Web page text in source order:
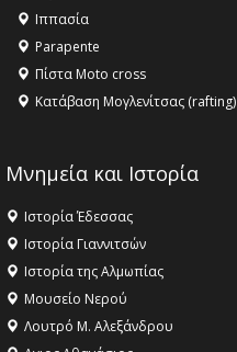
16:18 -
ΣΤΗΝ ΕΔΕΣΣΑ
Ιππασία
Parapente
Πίστα Moto cross
Κατάβαση Μογλενίτσας (rafting)
Μνημεία και Ιστορία
Ιστορία Έδεσσας
Ιστορία Γιαννιτσών
Ιστορία της Αλμωπίας
Μουσείο Νερού
Λουτρό Μ. Αλεξάνδρου